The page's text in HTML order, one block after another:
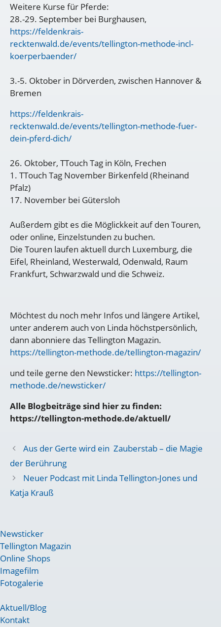
Weitere Kurse für Pferde:
28.-29. September bei Burghausen,
https://feldenkrais-
recktenwald.de/events/tellington-methode-incl-
koerperbaender/
3.-5. Oktober in Dörverden, zwischen Hannover &
Bremen
https://feldenkrais-
recktenwald.de/events/tellington-methode-fuer-
dein-pferd-dich/
26. Oktober, TTouch Tag in Köln, Frechen
1. TTouch Tag November Birkenfeld (Rheinand
Pfalz)
17. November bei Gütersloh
Außerdem gibt es die Möglickkeit auf den Touren,
oder online, Einzelstunden zu buchen.
Die Touren laufen aktuell durch Luxemburg, die
Eifel, Rheinland, Westerwald, Odenwald, Raum
Frankfurt, Schwarzwald und die Schweiz.
Möchtest du noch mehr Infos und längere Artikel,
unter anderem auch von Linda höchstpersönlich,
dann abonniere das Tellington Magazin.
https://tellington-methode.de/tellington-magazin/
und teile gerne den Newsticker: https://tellington-
methode.de/newsticker/
Alle Blogbeiträge sind hier zu finden:
https://tellington-methode.de/aktuell/
Aus der Gerte wird ein Zauberstab – die Magie
der Berührung
Neuer Podcast mit Linda Tellington-Jones und
Katja Krauß
Newsticker
Tellington Magazin
Online Shops
Imagefilm
Fotogalerie
Aktuell/Blog
Kontakt